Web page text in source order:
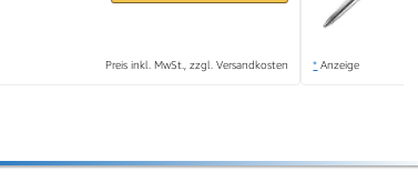
Preis inkl. MwSt., zzgl. Versandkosten * Anzeige